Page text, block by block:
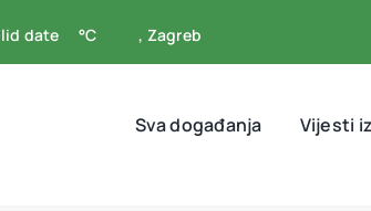
date °C , Zagreb
Sva događanja Vijesti